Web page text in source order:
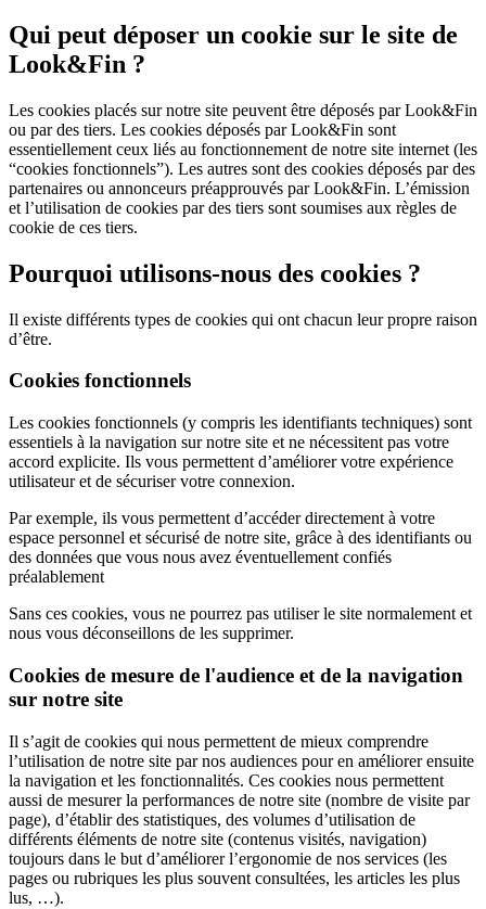
Qui peut déposer un cookie sur le site de
Look&Fin ?
Les cookies placés sur notre site peuvent être déposés par Look&Fin
ou par des tiers. Les cookies déposés par Look&Fin sont
essentiellement ceux liés au fonctionnement de notre site internet (les
“cookies fonctionnels”). Les autres sont des cookies déposés par des
partenaires ou annonceurs préapprouvés par Look&Fin. L’émission
et l’utilisation de cookies par des tiers sont soumises aux règles de
cookie de ces tiers.
Pourquoi utilisons-nous des cookies ?
Il existe différents types de cookies qui ont chacun leur propre raison
d’être.
Cookies fonctionnels
Les cookies fonctionnels (y compris les identifiants techniques) sont
essentiels à la navigation sur notre site et ne nécessitent pas votre
accord explicite. Ils vous permettent d’améliorer votre expérience
utilisateur et de sécuriser votre connexion.
Par exemple, ils vous permettent d’accéder directement à votre
espace personnel et sécurisé de notre site, grâce à des identifiants ou
des données que vous nous avez éventuellement confiés
préalablement
Sans ces cookies, vous ne pourrez pas utiliser le site normalement et
nous vous déconseillons de les supprimer.
Cookies de mesure de l'audience et de la navigation
sur notre site
Il s’agit de cookies qui nous permettent de mieux comprendre
l’utilisation de notre site par nos audiences pour en améliorer ensuite
la navigation et les fonctionnalités. Ces cookies nous permettent
aussi de mesurer la performances de notre site (nombre de visite par
page), d’établir des statistiques, des volumes d’utilisation de
différents éléments de notre site (contenus visités, navigation)
toujours dans le but d’améliorer l’ergonomie de nos services (les
pages ou rubriques les plus souvent consultées, les articles les plus
lus, …).